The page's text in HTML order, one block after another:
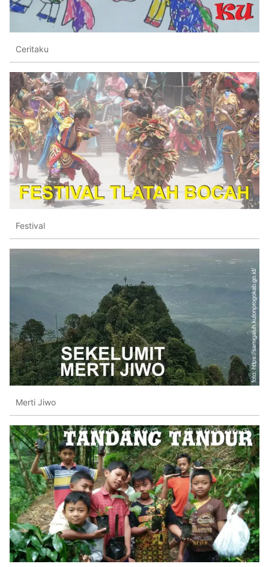
Ceritaku
Festival
Merti Jiwo